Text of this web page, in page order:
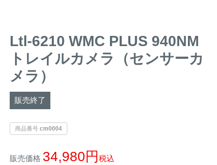
Ltl-6210 WMC PLUS 940NM
トレイルカメラ（センサーカ
メラ）
販売終了
商品番号 cm0004
販売価格 34,980 税込
対象動物から選ぶ
動物の種類から対策商品を選ぶ